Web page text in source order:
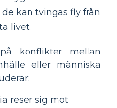
kan tvingas fly från
livet.
konflikter mellan
eller människa
reser sig mot